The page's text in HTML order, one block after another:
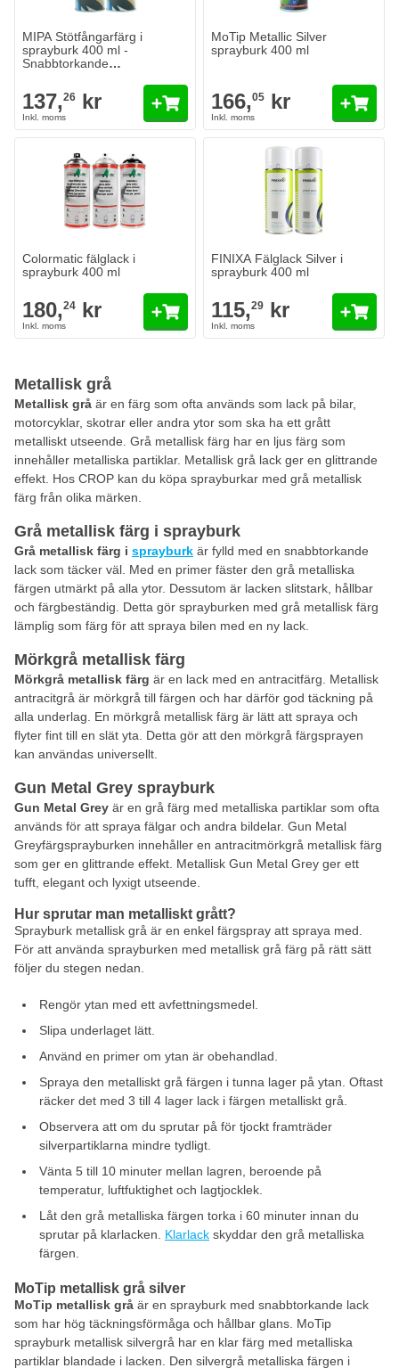
MIPA Stötfångarfärg i
sprayburk 400 ml -
Snabbtorkande
137,26 kr
MoTip Metallic Silver
sprayburk 400 ml
166,05 kr
I lager
Config Color
24kr
Lägg till i kundvagn
Colormatic fälglack i
sprayburk 400 ml
180,24 kr
FINIXA Fälglack Silver i
Config Color
kr
FINIXA Fälglack Silver i
sprayburk 400 ml
115,29 kr
Metallisk grå
Metallisk grå är en färg som ofta används som lack på bilar,
motorcyklar, skotrar eller andra ytor som ska ha ett grått
metalliskt utseende. Grå metallisk färg har en ljus färg som
innehåller metalliska partiklar. Metallisk grå lack ger en glittrande
effekt. Hos CROP kan du köpa sprayburkar med grå metallisk
färg från olika märken.
Grå metallisk färg i sprayburk
Grå metallisk färg i sprayburk är fylld med en snabbtorkande
lack som täcker väl. Med en primer fäster den grå metalliska
färgen utmärkt på alla ytor. Dessutom är lacken slitstark, hållbar
och färgbeständig. Detta gör sprayburken med grå metallisk färg
lämplig som färg för att spraya bilen med en ny lack.
Mörkgrå metallisk färg
Mörkgrå metallisk färg är en lack med en antracitfärg. Metallisk
antracitgrå är mörkgrå till färgen och har därför god täckning på
alla underlag. En mörkgrå metallisk färg är lätt att spraya och
flyter fint till en slät yta. Detta gör att den mörkgrå färgsprayen
kan användas universellt.
Gun Metal Grey sprayburk
Gun Metal Grey är en grå färg med metalliska partiklar som ofta
används för att spraya fälgar och andra bildelar. Gun Metal
Greyfärgsprayburken innehåller en antracitmörkgrå metallisk färg
som ger en glittrande effekt. Metallisk Gun Metal Grey ger ett
tufft, elegant och lyxigt utseende.
Hur sprutar man metalliskt grått?
Sprayburk metallisk grå är en enkel färgspray att spraya med.
För att använda sprayburken med metallisk grå färg på rätt sätt
följer du stegen nedan.
Rengör ytan med ett avfettningsmedel.
Slipa underlaget lätt.
Använd en primer om ytan är obehandlad.
Spraya den metalliskt grå färgen i tunna lager på ytan. Oftast
räcker det med 3 till 4 lager lack i färgen metalliskt grå.
Observera att om du sprutar på för tjockt framträder
silverpartiklarna mindre tydligt.
Vänta 5 till 10 minuter mellan lagren, beroende på
temperatur, luftfuktighet och lagtjocklek.
Låt den grå metalliska färgen torka i 60 minuter innan du
sprutar på klarlacken. Klarlack skyddar den grå metalliska
färgen.
MoTip metallisk grå silver
MoTip metallisk grå är en sprayburk med snabbtorkande lack
som har hög täckningsförmåga och hållbar glans. MoTip
sprayburk metallisk silvergrå har en klar färg med metalliska
partiklar blandade i lacken. Den silvergrå metalliska färgen i